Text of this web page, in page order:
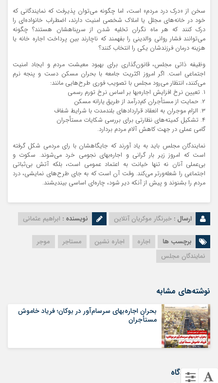
سخن از «درک درد مردم» است، اما چگونه می‌توان پذیرفت که نمایندگانی که
خود در خانه‌های مجلل یا املاک شخصی امنیت دارند، اضطراب خانواده‌ای را
درک کنند که هر ماه نگران تخلیه شدن از سرپناهشان هستند؟ چگونه
می‌توانند فشار روانی والدینی را بفهمند که ناچارند بین پرداخت اجاره خانه یا
هزینه درمان فرزندشان یکی را انتخاب کنند؟
وظیفه ذاتی مجلس، قانون‌گذاری برای بهبود معیشت مردم و ایجاد امنیت
اجتماعی است. اگر امروز اکثریت جامعه با بحران مسکن دست و پنجه نرم
می‌کنند، انتظار می‌رود مجلس با تصویب فوری طرح‌هایی مانند:
۱. تعیین نرخ افزایش اجاره‌بها بر اساس نرخ تورم رسمی
۲. حمایت از مستأجران کم‌درآمد از طریق یارانه مسکن
۳. الزام موجران به انعقاد قراردادهای بلندمدت با شرایط شفاف
۴. تشکیل کمیته‌های نظارتی برای بررسی شکایات مستأجران
گامی عملی در جهت کاهش آلام مردم بردارد.
نمایندگان مجلس باید به یاد آورند که جایگاهشان با رای مردمی شکل گرفته
است که امروز زیر بار گرانی و اجاره‌بهای نجومی خرد می‌شوند. سکوت و
بی‌عملی آنان نه تنها خیانت به اعتماد عمومی است، بلکه آتش بی‌ثباتی
اجتماعی را شعله‌ورتر می‌کند. وقت آن است که به جای طرح‌های نمایشی، درد
مردم را بشنوند و پیش از آنکه دیر شود، چاره‌ای اساسی بیندیشند.
ارسال : خبرنگار موکریان آنلاین نویسنده : ابراهیم عثمانی
برچسب ها اجاره اجاره نشین مستاجر
موجر
نمایندگان مجلس
نوشته‌های مشابه
بحران اجاره‌بهای سرسام‌آور در بوکان؛ فریاد خاموش
مستأجران
ارسال دیدگاه